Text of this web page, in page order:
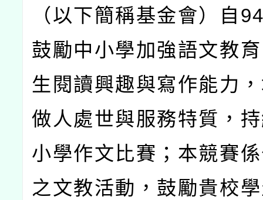
（以下簡稱基金會）自
鼓勵中小學加強語文教
生閱讀興趣與寫作能力
做人處世與服務特質，
小學作文比賽；本競賽
之文教活動，鼓勵貴校